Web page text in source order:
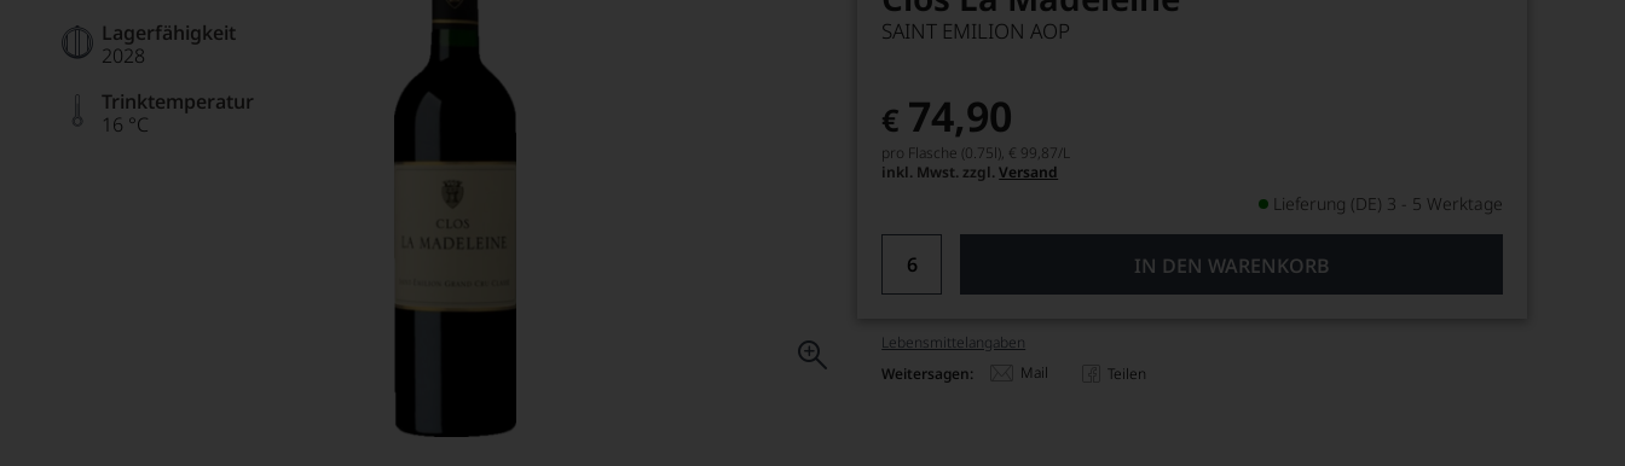
Lagerfähigkeit
2028
Trinktemperatur
16 °C
SAINT EMILION AOP
€ 74,90
pro Flasche (0.75l), € 99,87/L
inkl. Mwst. zzgl.Versand
Lieferung (DE) 3 - 5 Werktage
IN DEN WARENKORB
Lebensmittel­angaben
Weitersagen:
Mail Teilen